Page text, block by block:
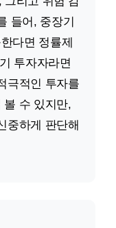
들어, 중장기
다면 정률제
투자자라면
극적인 투자를
볼 수 있지만,
중하게 판단해